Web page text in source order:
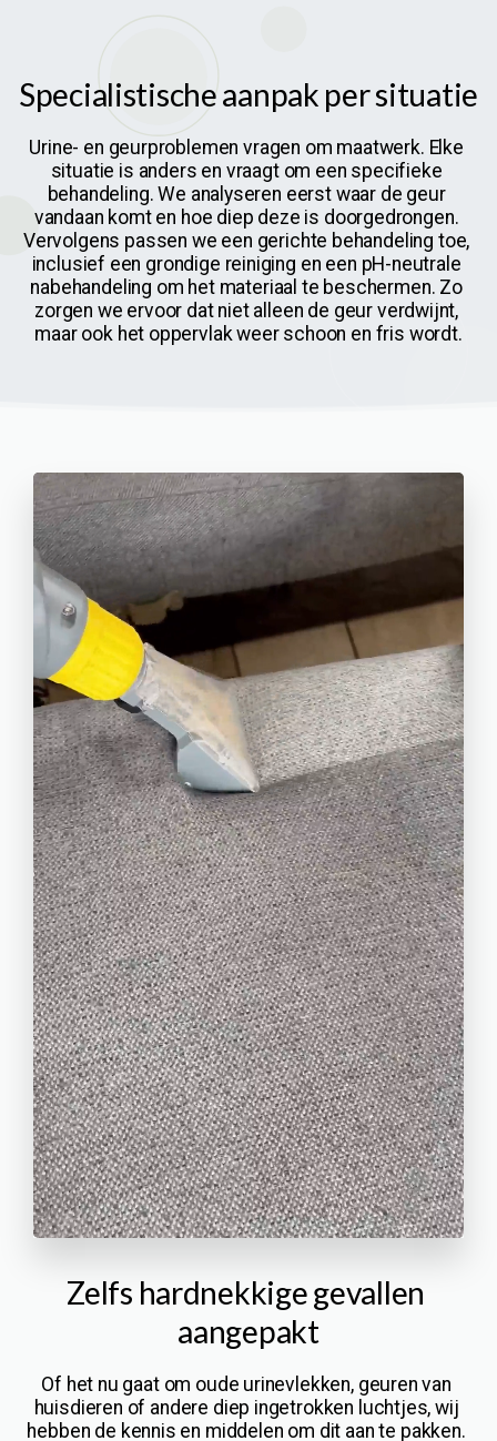
Specialistische aanpak per situatie
Urine- en geurproblemen vragen om maatwerk. Elke
situatie is anders en vraagt om een specifieke
behandeling. We analyseren eerst waar de geur
vandaan komt en hoe diep deze is doorgedrongen.
Vervolgens passen we een gerichte behandeling toe,
inclusief een grondige reiniging en een pH-neutrale
nabehandeling om het materiaal te beschermen. Zo
zorgen we ervoor dat niet alleen de geur verdwijnt,
maar ook het oppervlak weer schoon en fris wordt.
Zelfs hardnekkige gevallen
aangepakt
Of het nu gaat om oude urinevlekken, geuren van
huisdieren of andere diep ingetrokken luchtjes, wij
hebben de kennis en middelen om dit aan te pakken.